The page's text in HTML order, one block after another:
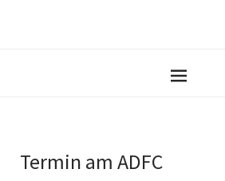
Termin am ADFC